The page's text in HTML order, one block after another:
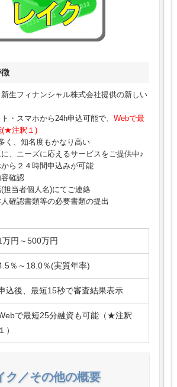
生フィナンシャル株式会社提供の新しい
・スマホから24h申込可能で、 Webで最
(★注釈１)
く、知名度もかなり高い
、ニーズに応えるサービスをご提供中♪
ら２４時間申込みが可能
確認
当者個人名)にてご連絡
確認書類等の必要書類の提出
万円～500万円
％～18.0％(実質年率)
込後、最短15秒で審査結果表示
で最短25分融資も可能（★注釈
１）
ク／その他の概要